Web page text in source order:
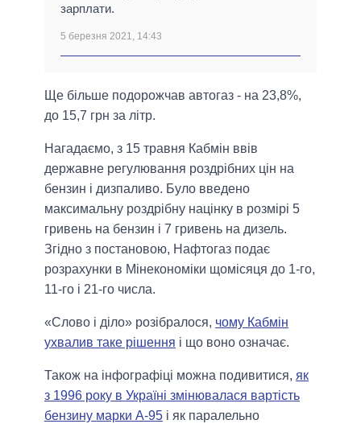
зарплати.
5 березня 2021, 14:43
Ще більше подорожчав автогаз - на 23,8%,
до 15,7 грн за літр.
Нагадаємо, з 15 травня Кабмін ввів
державне регулювання роздрібних цін на
бензин і дизпаливо. Було введено
максимальну роздрібну націнку в розмірі 5
гривень на бензин і 7 гривень на дизель.
Згідно з постановою, Нафтогаз подає
розрахунки в Мінекономіки щомісяця до 1-го,
11-го і 21-го числа.
«Слово і діло» розібралося, чому Кабмін
ухвалив таке рішення і що воно означає.
Також на інфографіці можна подивитися, як
з 1996 року в Україні змінювалася вартість
бензину марки А-95 і як паралельно